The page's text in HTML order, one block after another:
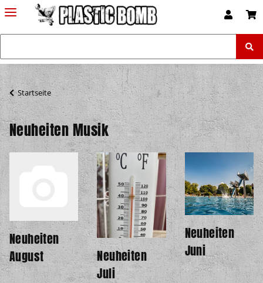
Startseite
Neuheiten Musik
Neuheiten
August
Neuheiten
Juli
Neuheiten
Juni